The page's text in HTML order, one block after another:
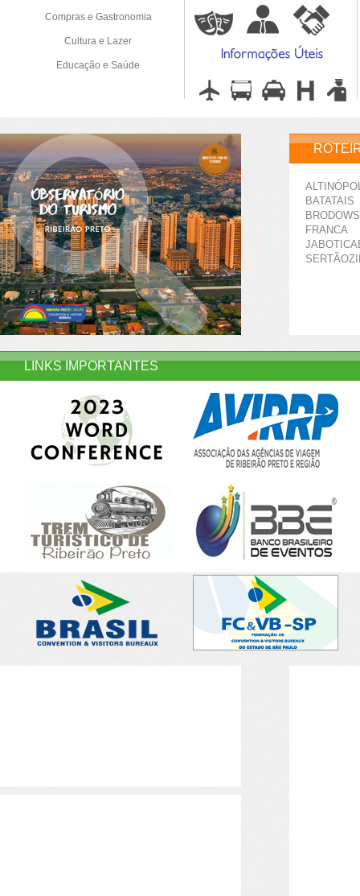
Compras e Gastronomia
Cultura e Lazer
Educação e Saúde
BATATAIS
FRANCA
LINKS IMPORTANTES